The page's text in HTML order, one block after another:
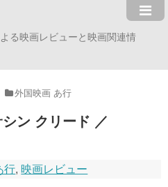
る映画レビューと映画関連情
外国映画 あ行
シン クリード ／
行, 映画レビュー